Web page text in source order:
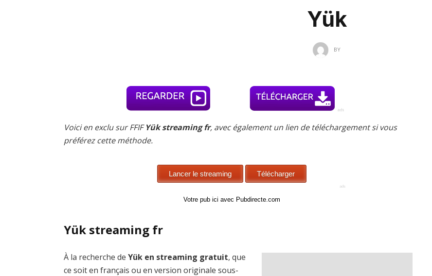
Yük
BY
Voici en exclu sur FFIFYük streaming fr, avec également un lien de téléchargement si vous
préférez cette méthode.
Votre pub ici avec Pubdirecte.com
Yük streaming fr
À la recherche deYük en streaming gratuit, que
ce soit en français ou en version originale sous-